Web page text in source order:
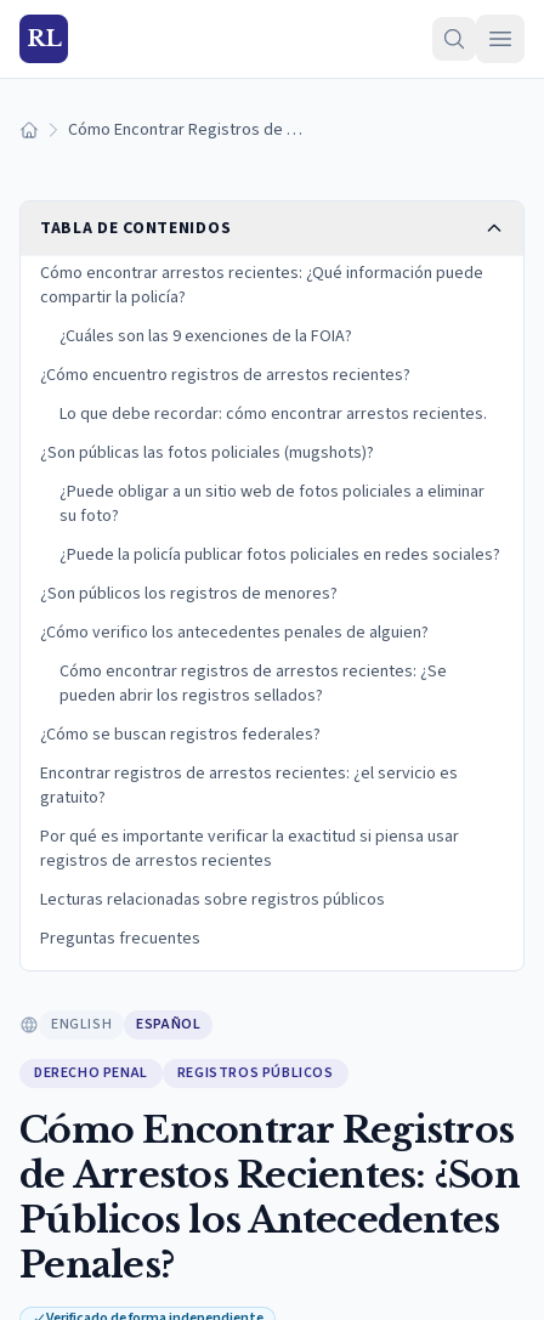
RL
Inicio Cómo Encontrar Registros de Arrestos Recientes: ¿Son Públicos los Antecedentes Penales?
TABLA DE CONTENIDOS
Cómo encontrar arrestos recientes: ¿Qué información puede
compartir la policía?
¿Cuáles son las 9 exenciones de la FOIA?
¿Cómo encuentro registros de arrestos recientes?
Lo que debe recordar: cómo encontrar arrestos recientes.
¿Son públicas las fotos policiales (mugshots)?
¿Puede obligar a un sitio web de fotos policiales a eliminar
su foto?
¿Puede la policía publicar fotos policiales en redes sociales?
¿Son públicos los registros de menores?
¿Cómo verifico los antecedentes penales de alguien?
Cómo encontrar registros de arrestos recientes: ¿Se
pueden abrir los registros sellados?
¿Cómo se buscan registros federales?
Encontrar registros de arrestos recientes: ¿el servicio es
gratuito?
Por qué es importante verificar la exactitud si piensa usar
registros de arrestos recientes
Lecturas relacionadas sobre registros públicos
Preguntas frecuentes
ENGLISH ESPAÑOL
DERECHO PENAL REGISTROS PÚBLICOS
Cómo Encontrar Registros
de Arrestos Recientes: ¿Son
Públicos los Antecedentes
Penales?